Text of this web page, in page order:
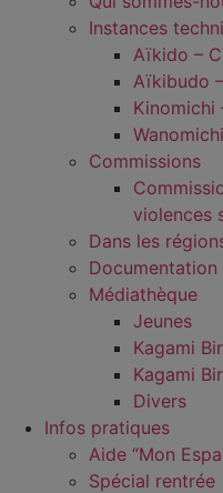
Instances
Aïkido –
Aïkibudo
Kinomichi
Commissions
violences
Dans les
Documentation
Médiathèque
Jeunes
Kagami
Kagami
Divers
Infos pratiques
Aide “Mon
Spécial rentrée